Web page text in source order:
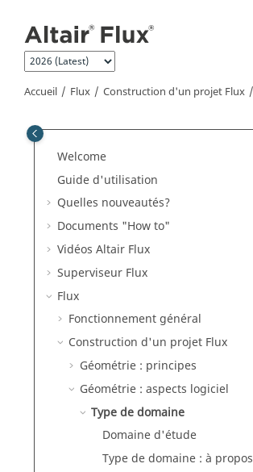
Accueil Flux Construction d'un projet Flux
Welcome
Guide d'utilisation
Quelles nouveautés?
Documents "How to"
Vidéos Altair Flux
Superviseur Flux
Flux
Fonctionnement général
Construction d'un projet Flux
Géométrie : principes
Géométrie : aspects logiciel
Type de domaine
Domaine d'étude
Type de domaine : à propos